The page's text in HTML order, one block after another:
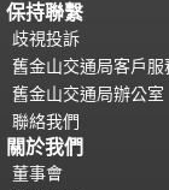
保持聯繫
歧視投訴
舊金山交通局客戶服
舊金山交通局辦公室
聯絡我們
關於我們
董事會